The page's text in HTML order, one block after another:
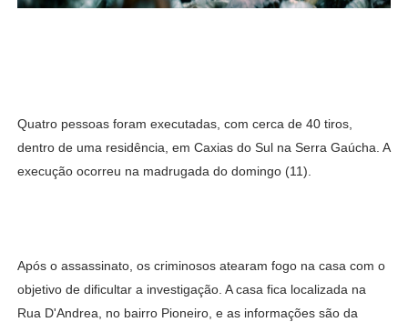
Quatro pessoas foram executadas, com cerca de 40 tiros,
dentro de uma residência, em Caxias do Sul na Serra Gaúcha. A
execução ocorreu na madrugada do domingo (11).
Após o assassinato, os criminosos atearam fogo na casa com o
objetivo de dificultar a investigação. A casa fica localizada na
Rua D'Andrea, no bairro Pioneiro, e as informações são da